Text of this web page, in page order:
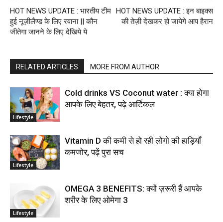
HOT NEWS UPDATE : भारतीय टीम
हुई नूज़ीलैण्ड के लिए रवाना || कौन
जीतेगा जानने के लिए देखिये ये
HOT NEWS UPDATE : इन बाइक्स
की तेज़ी देखकर हो जायेगे आप हैरान
RELATED ARTICLES MORE FROM AUTHOR
Lifestyle
Cold drinks VS Coconut water : क्या होगा
आपके लिए बेहतर, पढ़े आर्टिकल
Lifestyle
Vitamin D की कमी से हो रही लोगो की हाड़ियाँ
कमजोर, पढ़ें पुरा सच
Lifestyle
OMEGA 3 BENEFITS: क्यों ज़रूरी हैं आपके
शरीर के लिए ओमेगा 3